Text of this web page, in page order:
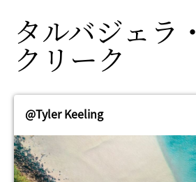
タルバジェラ・
クリーク
@Tyler Keeling